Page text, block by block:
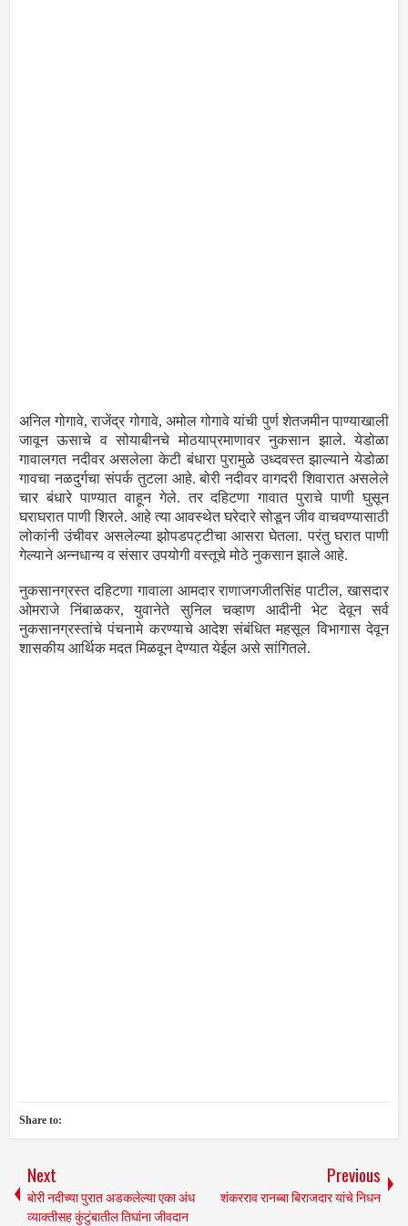
अनिल गोगावे, राजेंद्र गोगावे, अमोल गोगावे यांची पुर्ण शेतजमीन पाण्याखाली
जावून ऊसाचे व सोयाबीनचे मोठयाप्रमाणावर नुकसान झाले. येडोळा
गावालगत नदीवर असलेला केटी बंधारा पुरामुळे उध्दवस्त झाल्याने येडोळा
गावचा नळदुर्गचा संपर्क तुटला आहे. बोरी नदीवर वागदरी शिवारात असलेले
चार बंधारे पाण्यात वाहून गेले. तर दहिटणा गावात पुराचे पाणी घुसून
घराघरात पाणी शिरले. आहे त्या आवस्थेत घरेदारे सोडून जीव वाचवण्यासाठी
लोकांनी उंचीवर असलेल्या झोपडपट्टीचा आसरा घेतला. परंतु घरात पाणी
गेल्याने अन्नधान्य व संसार उपयोगी वस्तूचे मोठे नुकसान झाले आहे.
नुकसानग्रस्त दहिटणा गावाला आमदार राणाजगजीतसिंह पाटील, खासदार
ओमराजे निंबाळकर, युवानेते सुनिल चव्हाण आदीनी भेट देवून सर्व
नुकसानग्रस्तांचे पंचनामे करण्याचे आदेश संबंधित महसूल विभागास देवून
शासकीय आर्थिक मदत मिळवून देण्यात येईल असे सांगितले.
Share to:
Next
बोरी नदीच्या पुरात अडकलेल्या एका अंध
व्याक्तीसह कुंटुंबातील तिघांना जीवदान
Previous
शंकरराव रानब्बा बिराजदार यांचे निधन